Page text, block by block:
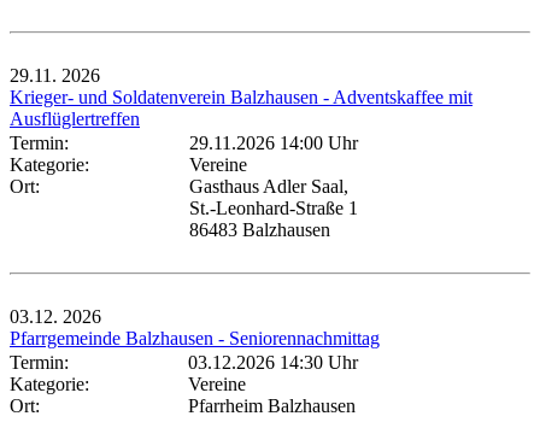
29.11. 2026
Krieger- und Soldatenverein Balzhausen - Adventskaffee mit
Ausflüglertreffen
Termin:
29.11.2026 14:00 Uhr
Kategorie:
Vereine
Ort:
Gasthaus Adler Saal,
St.-Leonhard-Straße 1
86483 Balzhausen
03.12. 2026
Pfarrgemeinde Balzhausen - Seniorennachmittag
Termin:
03.12.2026 14:30 Uhr
Kategorie:
Vereine
Ort:
Pfarrheim Balzhausen